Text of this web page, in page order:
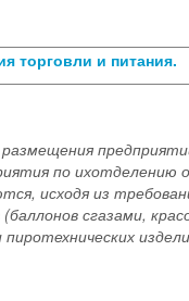
торговли и питания.
по ихотделению
исходя из
(баллонов сгазами,
пиротехнических